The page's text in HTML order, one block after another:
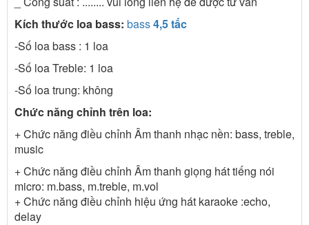
Kích thước loa bass: bass4,5 tấc
-Số loa bass : 1 loa
-Số loa Treble: 1 loa
-Số loa trung: không
Chức năng chỉnh trên loa:
+ Chức năng điều chỉnh Âm thanh nhạc nền: bass, treble,
music
+ Chức năng điều chỉnh Âm thanh giọng hát tiếng nói
micro: m.bass, m.treble, m.vol
+ Chức năng điều chỉnh hiệu ứng hát karaoke :echo,
delay